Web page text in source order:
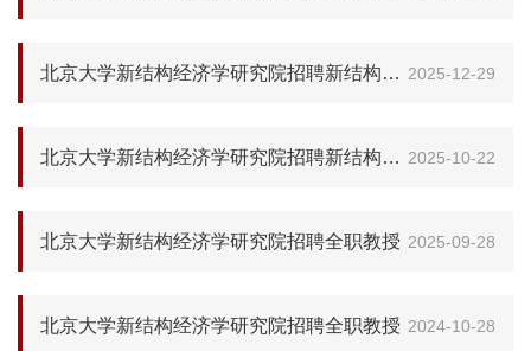
2025-12-29
北京大学新结构经济学研究院招聘新结构国际经济学方向博士后
2025-10-22
北京大学新结构经济学研究院招聘新结构宏观经济学方向博士后
2025-09-28
北京大学新结构经济学研究院招聘全职教授
2024-10-28
北京大学新结构经济学研究院招聘全职教授